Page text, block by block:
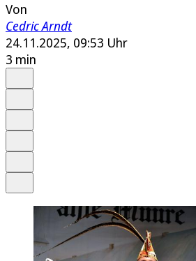
Von
Cedric Arndt
24.11.2025, 09:53 Uhr
3 min